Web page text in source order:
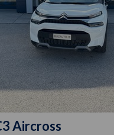
Aircross